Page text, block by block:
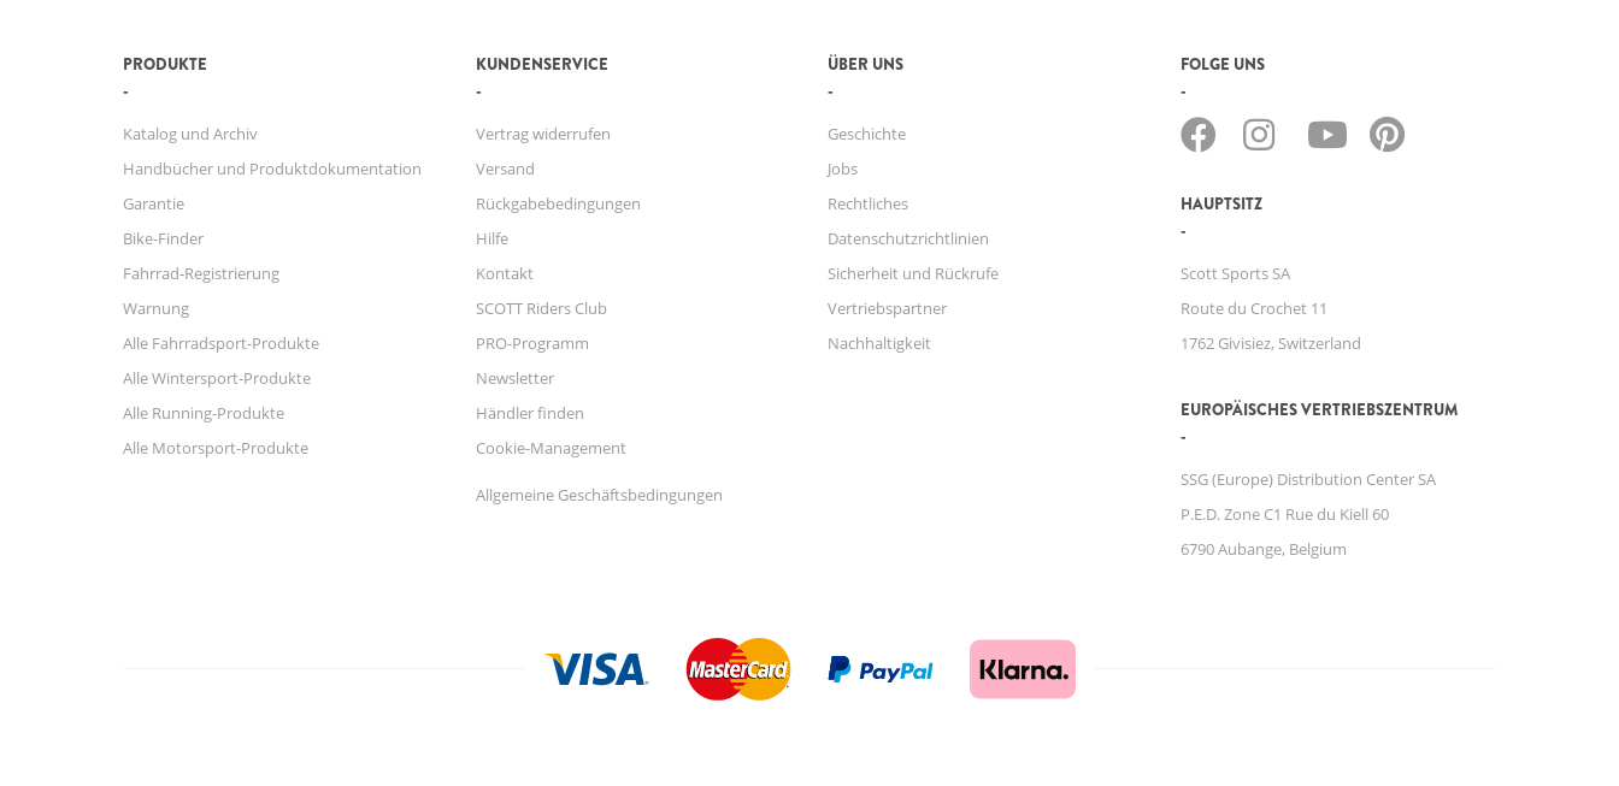
PRODUKTE
Katalog und Archiv
Handbücher und Produktdokumentation
Garantie
Bike-Finder
Fahrrad-Registrierung
Warnung
Alle Fahrradsport-Produkte
Alle Wintersport-Produkte
Alle Running-Produkte
Alle Motorsport-Produkte
KUNDENSERVICE
Vertrag widerrufen
Versand
Rückgabebedingungen
Hilfe
Kontakt
SCOTT Riders Club
PRO-Programm
Newsletter
Händler finden
Cookie-Management
Allgemeine Geschäftsbedingungen
ÜBER UNS
Geschichte
Jobs
Rechtliches
Datenschutzrichtlinien
Sicherheit und Rückrufe
Vertriebspartner
Nachhaltigkeit
FOLGE UNS
HAUPTSITZ
Scott Sports SA
Route du Crochet 11
1762 Givisiez, Switzerland
EUROPÄISCHES VERTRIEBSZENTRUM
SSG (Europe) Distribution Center SA
P.E.D. Zone C1 Rue du Kiell 60
6790 Aubange, Belgium